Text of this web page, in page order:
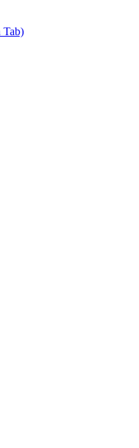
Tab)